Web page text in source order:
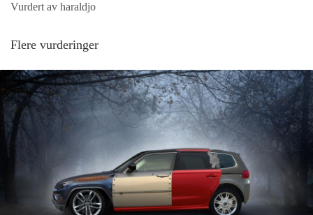
Vurdert av haraldjo
Flere vurderinger